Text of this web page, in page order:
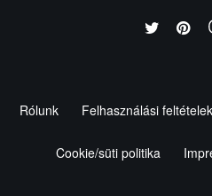
Rólunk Felhasználási feltételek
Cookie/süti politika